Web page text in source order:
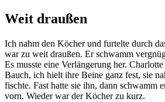
Weit draußen
Ich nahm den Köcher und furtelte durch
war zu weit draußen. Er schwamm
Es musste eine Verlängerung her.
Bauch, ich hielt ihre Beine ganz fest, sie
fischte. Fast hatte sie ihn, dann schwamm
vorn. Wieder war der Köcher zu kurz.